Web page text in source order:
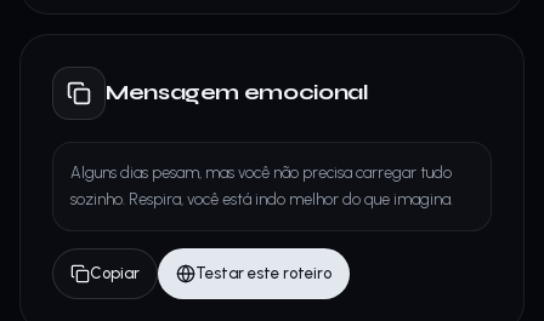
Mensagem emocional
Alguns dias pesam, mas você não precisa carregar tudo
sozinho. Respira, você está indo melhor do que imagina.
Copiar Testar este roteiro